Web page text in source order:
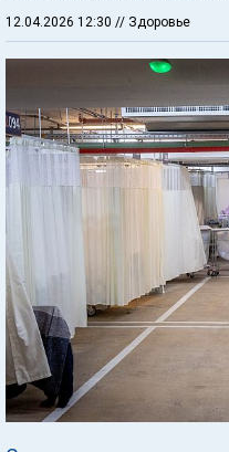
12.04.2026 12:30 // Здоровье